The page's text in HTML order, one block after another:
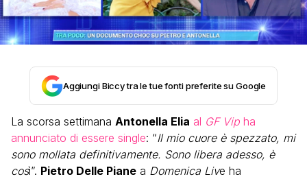
Aggiungi Biccy tra le tue fonti preferite su Google
La scorsa settimana Antonella Elia al GF Vip ha
annunciato di essere single: “Il mio cuore è spezzato, mi
sono mollata definitivamente. Sono libera adesso, è
così”. Pietro Delle Piane a Domenica Live ha